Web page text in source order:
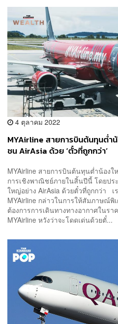
4 ตุลาคม 2022
MYAirline สายการบินต้นทุนต่ำน้
ชน AirAsia ด้วย ‘ตั๋วที่ถูกกว่า’
MYAirline สายการบินต้นทุนต่ำน้องใ
การเชิงพาณิชย์ภายในสิ้นปีนี้ โดยปร
ใหญ่อย่าง AirAsia ด้วยตั๋วที่ถูกกว่า เ
MYAirline กล่าวในการให้สัมภาษณ์พิ
ต้องการการเดินทางทางอากาศในร
MYAirline หวังว่าจะโดดเด่นด้วยตั๋...